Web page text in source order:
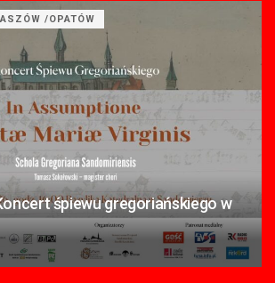
/OPATÓW
śpiewu gregoriańskiego w